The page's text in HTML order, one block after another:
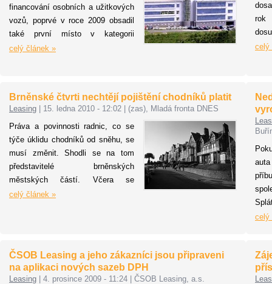
financování osobních a užitkových
vozů, poprvé v roce 2009 obsadil
také první místo v kategorii
podnikatelských úvěrů
celý článek »
rok
celý
Brněnské čtvrti nechtějí pojištění chodníků platit
Leasing 15. ledna 2010 - 12:02
(zas), Mladá fronta DNES
Práva a povinnosti radnic, co se
týče úklidu chodníků od sněhu, se
musí změnit. Shodli se na tom
představitelé brněnských
městských částí. Včera se
starostové setkali, aby si navzájem
platnost loni v dubnu.
celý článek »
celý
ČSOB Leasing a jeho zákazníci jsou připraveni
na aplikaci nových sazeb DPH
Leasing 4. prosince 2009 - 11:24
ČSOB Leasing, a.s.